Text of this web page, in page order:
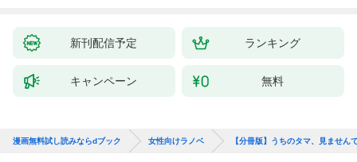
新刊配信予定 ランキング
キャンペーン 無料
漫画無料試し読みならdブック 女性向けラノベ 【分冊版】うちのタマ、見ませ